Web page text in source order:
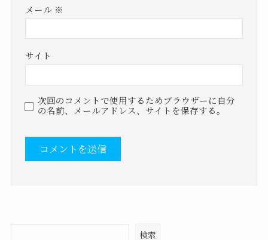
メール ※
サイト
次回のコメントで使用するためブラウザーに自分
の名前、メールアドレス、サイトを保存する。
検索